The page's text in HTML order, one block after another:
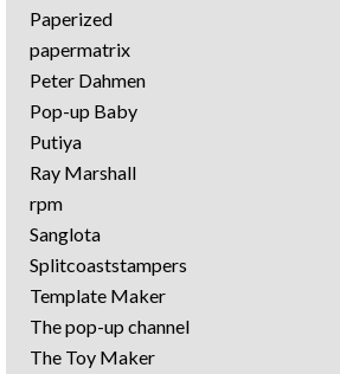
Paperized
papermatrix
Peter Dahmen
Pop-up Baby
Putiya
Ray Marshall
rpm
Sanglota
Splitcoaststampers
Template Maker
The pop-up channel
The Toy Maker